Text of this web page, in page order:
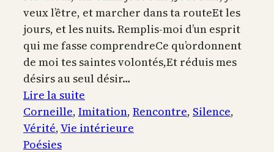
veux l’être, et marcher dans ta routeEt les
jours, et les nuits. Remplis-moi d’un esprit
qui me fasse comprendreCe qu’ordonnent
de moi tes saintes volontés,Et réduis mes
désirs au seul désir…
Lire la suite
Que
la
Corneille, Imitation, Rencontre, Silence
Vérité, Vie intérieure
Poésies